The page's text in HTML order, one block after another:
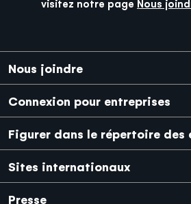
visitez notre page Nous
Pied de page
Nous joindre
Connexion pour entreprises
Figurer dans le répertoire des
Sites internationaux
Japanese
Presse